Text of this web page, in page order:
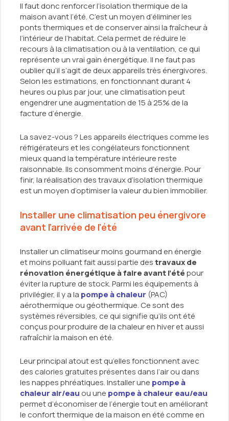
Il faut donc renforcer l’isolation thermique de la
maison avant l’été. C’est un moyen d’éliminer les
ponts thermiques et de conserver ainsi la fraîcheur à
l’intérieur de l’habitat. Cela permet de réduire le
recours à la climatisation ou à la ventilation, ce qui
représente un vrai gain énergétique. Il ne faut pas
oublier qu’il s’agit de deux appareils très énergivores.
Selon les estimations, en fonctionnant durant 4
heures ou plus par jour, une climatisation peut
engendrer une augmentation de 15 à 25% de la
facture d’énergie.
La savez-vous ? Les appareils électriques comme les
réfrigérateurs et les congélateurs fonctionnent
mieux quand la température intérieure reste
raisonnable. Ils consomment moins d’énergie. Pour
finir, la réalisation des travaux d’isolation thermique
est un moyen d’optimiser la valeur du bien immobilier.
Installer une climatisation peu énergivore
avant l’arrivée de l’été
Installer un climatiseur moins gourmand en énergie
et moins polluant fait aussi partie destravaux de
rénovation énergétique à faire avant l’étépour
éviter la rupture de stock. Parmi les équipements à
privilégier, il y a la pompe à chaleur (PAC)
aérothermique ou géothermique. Ce sont des
systèmes réversibles, ce qui signifie qu’ils ont été
conçus pour produire de la chaleur en hiver et aussi
rafraîchir la maison en été.
Leur principal atout est qu’elles fonctionnent avec
des calories gratuites présentes dans l’air ou dans
les nappes phréatiques. Installer une pompe à
chaleur air/eau ou une pompe à chaleur eau/eau
permet d’économiser de l’énergie tout en améliorant
le confort thermique de la maison en été comme en